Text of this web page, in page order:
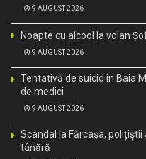
9 AUGUST 2026
Noapte cu alcool la volan
9 AUGUST 2026
Tentativă de suicid în Baia
de medici
9 AUGUST 2026
Scandal la Fărcașa,
tânără